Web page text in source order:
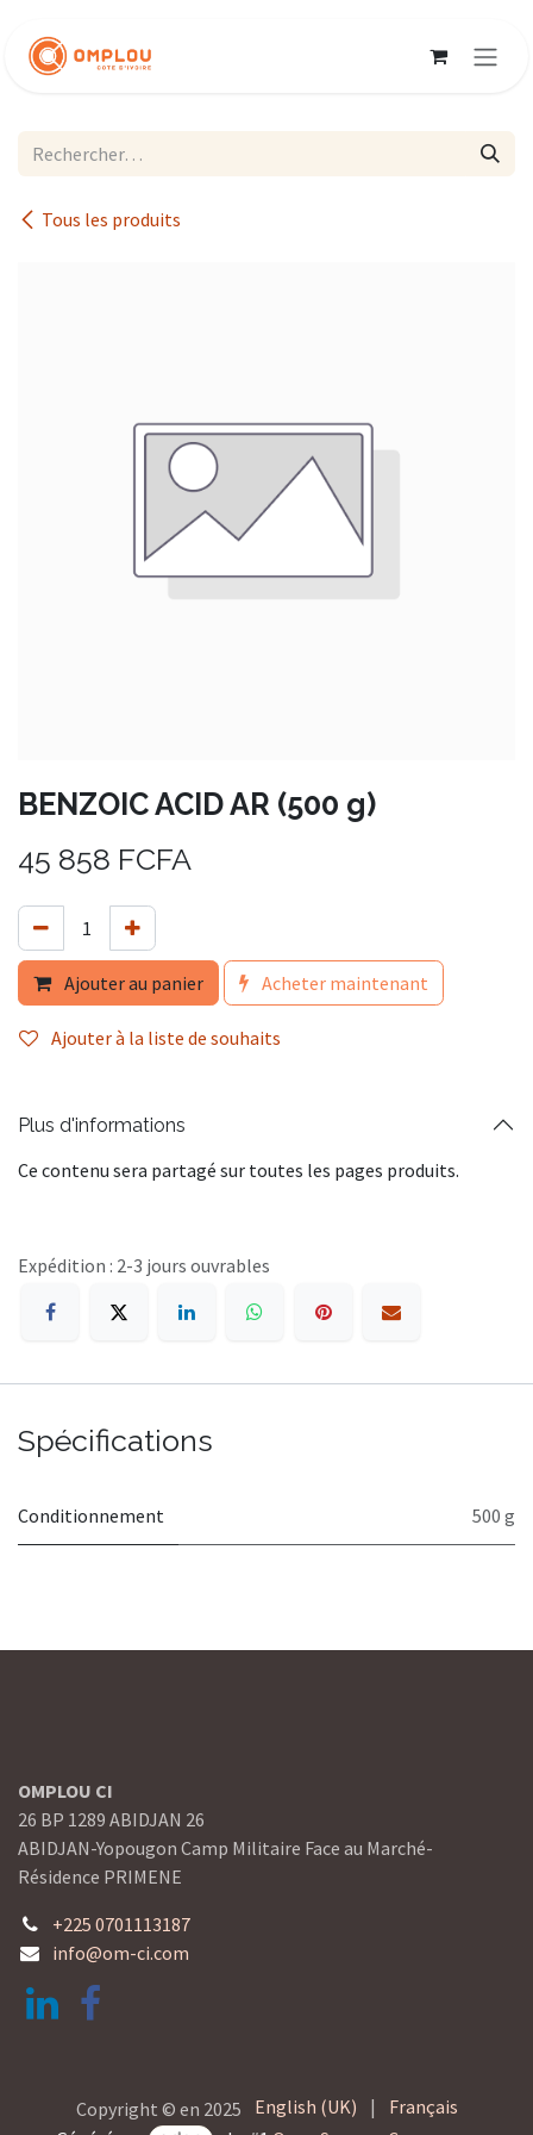
Tous les produits
BENZOIC ACID AR (500 g)
45 858 FCFA
Ajouter au panier Acheter maintenant
Ajouter à la liste de souhaits
Plus d'informations
Ce contenu sera partagé sur toutes les pages produits.
Expédition : 2-3 jours ouvrables
Spécifications
Conditionnement 500 g
OMPLOU CI
26 BP 1289 ABIDJAN 26
ABIDJAN-Yopougon Camp Militaire Face au Marché-
Résidence PRIMENE
+225 0701113187
info@om-ci.com
Copyright © en 2025 English (UK) |
Français